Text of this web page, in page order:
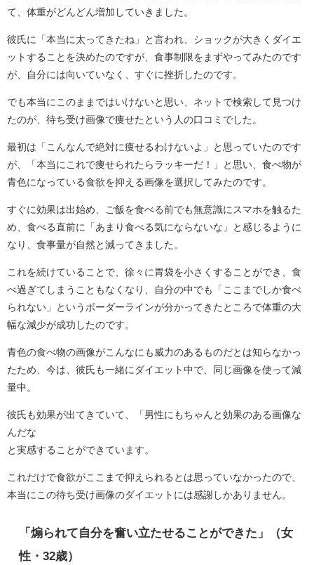
て、体重がどんどん増加していきました。
彼氏に「本当に太ってきたね」と言われ、ショックが大きくダイエ
ットすることを決めたのですが、食事制限をまずやってみたのです
が、自分には向いていなく、すぐに挫折したのです。
でも本当にこのままではいけないと思い、ネットで検索して見つけ
たのが、待ち受け画像で痩せたという人の口コミでした。
最初は「こんなんで絶対に痩せるわけないよ」と思っていたのです
が、「本当にこれで痩せられたらラッキーだ！」と思い、食べ物が
青色になっている食欲を抑える画像を選択してみたのです。
すぐに効果は出始め、ご飯を食べる前でも無意識にスマホを触るた
め、食べる直前に「あまり食べる気にならないな」と感じるように
なり、食事量が自然と減ってきました。
これを続けていることで、徐々に胃袋を小さくすることができ、食
べ過ぎてしまうこともなくなり、自分の中でも「ここまでしか食べ
られない」というボーダーラインが分かってきたところで体重の大
幅な減少が成功したのです。
青色の食べ物の画像がこんなにも威力のあるものだとは知らなかっ
たため、今は、彼氏も一緒にダイエット中で、同じ画像を使って減
量中。
彼氏も効果が出てきていて、「男性にもちゃんと効果のある画像な
んだな
と実感することができています。
これだけで食欲がここまで抑えられるとは思っていなかったので、
本当にこの待ち受け画像のダイエットには感謝しかありません。
「煽られて自分を奮い立たせることができた」（女
性・32歳）